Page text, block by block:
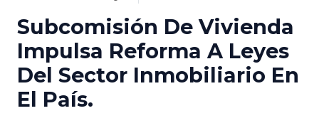
Subcomisión De Vivienda
Impulsa Reforma A Leyes
Del Sector Inmobiliario En
El País.